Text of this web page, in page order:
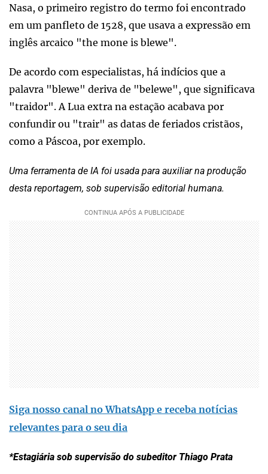
Nasa, o primeiro registro do termo foi encontrado
em um panfleto de 1528, que usava a expressão em
inglês arcaico "the mone is blewe".
De acordo com especialistas, há indícios que a
palavra "blewe" deriva de "belewe", que significava
"traidor". A Lua extra na estação acabava por
confundir ou "trair" as datas de feriados cristãos,
como a Páscoa, por exemplo.
Uma ferramenta de IA foi usada para auxiliar na produção
desta reportagem, sob supervisão editorial humana.
Siga nosso canal no WhatsApp e receba notícias
relevantes para o seu dia
*Estagiária sob supervisão do subeditor Thiago Prata